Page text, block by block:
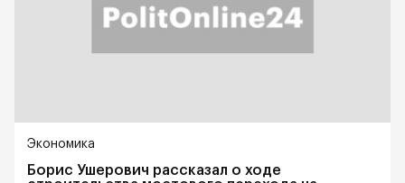
Экономика
Борис Ушерович рассказал о ходе